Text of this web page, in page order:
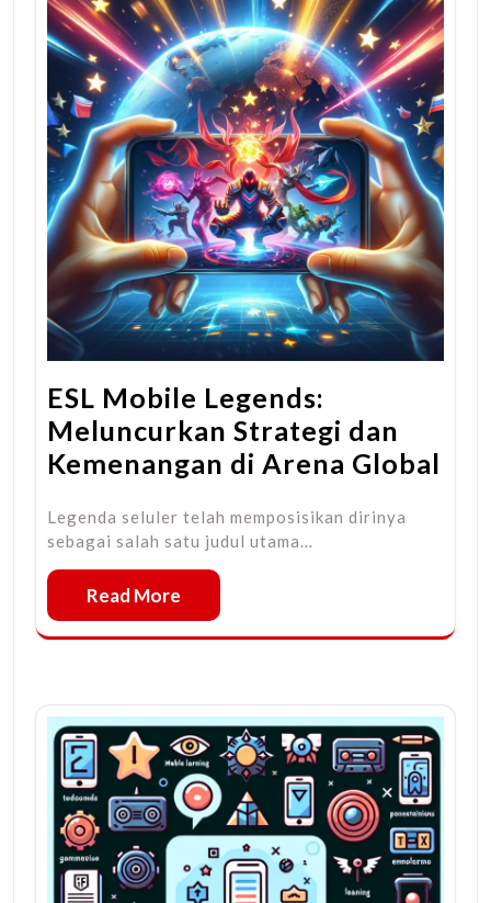
ESL Mobile Legends:
Meluncurkan Strategi dan
Kemenangan di Arena Global
Legenda seluler telah memposisikan dirinya
sebagai salah satu judul utama…
Read More